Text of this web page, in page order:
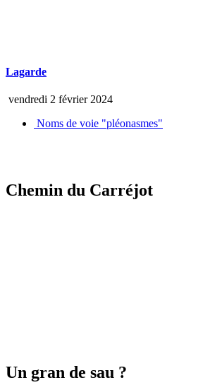
Lagarde
vendredi 2 février 2024
Noms de voie "pléonasmes"
Chemin du Carréjot
Un gran de sau ?